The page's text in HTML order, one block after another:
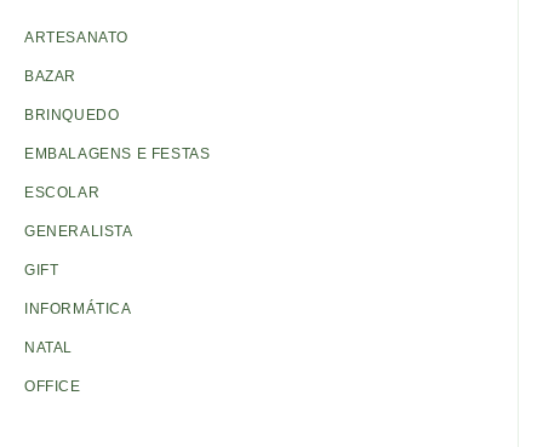
ARTESANATO
BAZAR
BRINQUEDO
EMBALAGENS E FESTAS
ESCOLAR
GENERALISTA
GIFT
INFORMÁTICA
NATAL
OFFICE